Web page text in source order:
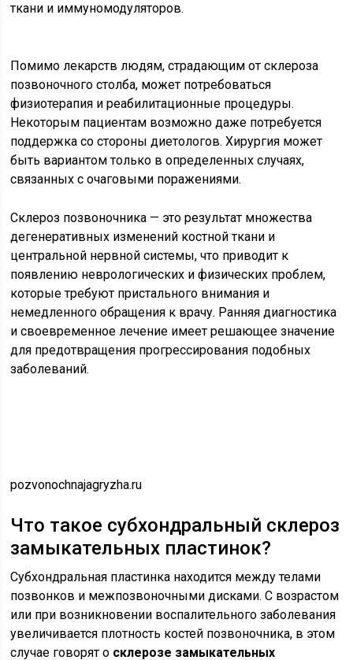
ткани и иммуномодуляторов.
Помимо лекарств людям, страдающим от склероза
позвоночного столба, может потребоваться
физиотерапия и реабилитационные процедуры.
Некоторым пациентам возможно даже потребуется
поддержка со стороны диетологов. Хирургия может
быть вариантом только в определенных случаях,
связанных с очаговыми поражениями.
Склероз позвоночника — это результат множества
дегенеративных изменений костной ткани и
центральной нервной системы, что приводит к
появлению неврологических и физических проблем,
которые требуют пристального внимания и
немедленного обращения к врачу. Ранняя диагностика
и своевременное лечение имеет решающее значение
для предотвращения прогрессирования подобных
заболеваний.
pozvonochnajagryzha.ru
Что такое субхондральный склероз
замыкательных пластинок?
Субхондральная пластинка находится между телами
позвонков и межпозвоночными дисками. С возрастом
или при возникновении воспалительного заболевания
увеличивается плотность костей позвоночника, в этом
случае говорят о склерозе замыкательных